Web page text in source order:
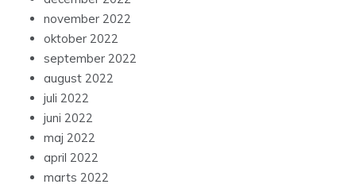
november 2022
oktober 2022
september 2022
august 2022
juli 2022
juni 2022
maj 2022
april 2022
marts 2022